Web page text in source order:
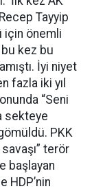
Tayyip
için önemli
kez bu
İyi niyet
fazla iki yıl
“Seni
sekteye
PKK
terör
başlayan
HDP’nin